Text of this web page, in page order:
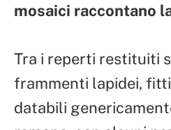
mosaici raccontano
Tra i reperti restituiti
frammenti lapidei,
databili